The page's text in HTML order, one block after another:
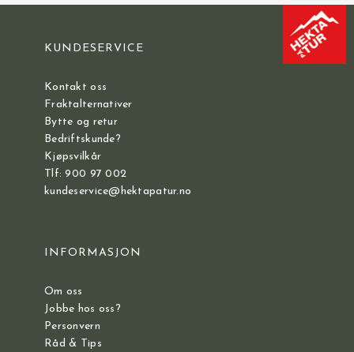
KUNDESERVICE
Kontakt oss
Fraktalternativer
Bytte og retur
Bedriftskunde?
Kjøpsvilkår
Tlf: 900 97 002
kundeservice@hektapatur.no
INFORMASJON
Om oss
Jobbe hos oss?
Personvern
Råd & Tips